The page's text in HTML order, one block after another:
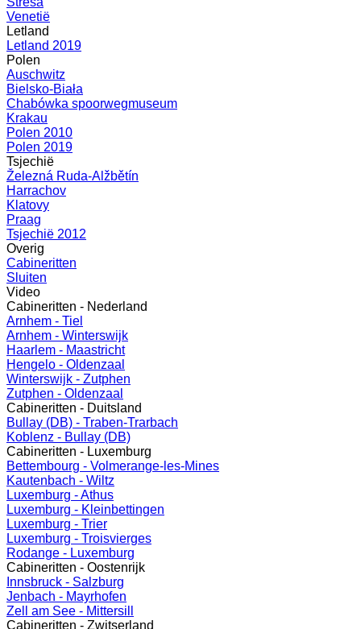
Venetië
Letland
Letland 2019
Polen
Auschwitz
Bielsko-Biała
Chabówka spoorwegmuseum
Krakau
Polen 2010
Polen 2019
Tsjechië
Železná Ruda-Alžbětín
Harrachov
Klatovy
Praag
Tsjechië 2012
Overig
Cabineritten
Sluiten
Video
Cabineritten - Nederland
Arnhem - Tiel
Arnhem - Winterswijk
Haarlem - Maastricht
Hengelo - Oldenzaal
Winterswijk - Zutphen
Zutphen - Oldenzaal
Cabineritten - Duitsland
Bullay (DB) - Traben-Trarbach
Koblenz - Bullay (DB)
Cabineritten - Luxemburg
Bettembourg - Volmerange-les-Mines
Kautenbach - Wiltz
Luxemburg - Athus
Luxemburg - Kleinbettingen
Luxemburg - Trier
Luxemburg - Troisvierges
Rodange - Luxemburg
Cabineritten - Oostenrijk
Innsbruck - Salzburg
Jenbach - Mayrhofen
Zell am See - Mittersill
Cabineritten - Zwitserland